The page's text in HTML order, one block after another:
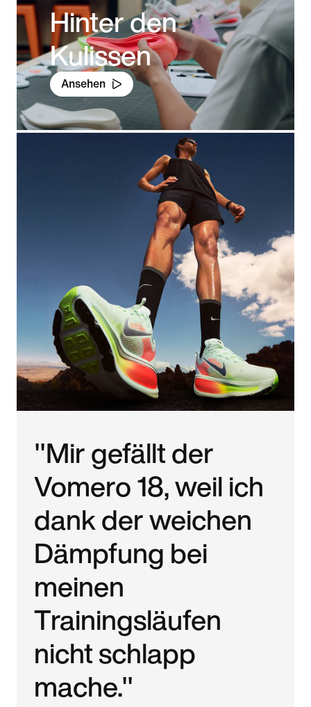
Hinter den
Kulissen
Ansehen
"Mir gefällt der
Vomero 18, weil ich
dank der weichen
Dämpfung bei
meinen
Trainingsläufen
nicht schlapp
mache."